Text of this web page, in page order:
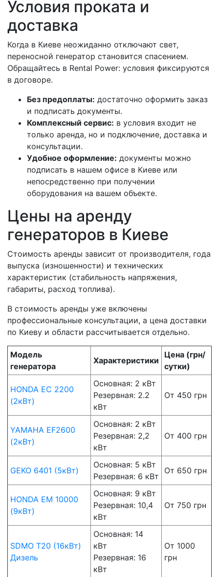
Условия проката и
доставка
Когда в Киеве неожиданно отключают свет,
переносной генератор становится спасением.
Обращайтесь в Rental Power: условия фиксируются
в договоре.
Без предоплаты: достаточно оформить заказ
и подписать документы.
Комплексный сервис: в условия входит не
только аренда, но и подключение, доставка и
консультации.
Удобное оформление: документы можно
подписать в нашем офисе в Киеве или
непосредственно при получении
оборудования на вашем объекте.
Цены на аренду
генераторов в Киеве
Стоимость аренды зависит от производителя, года
выпуска (изношенности) и технических
характеристик (стабильность напряжения,
габариты, расход топлива).
В стоимость аренды уже включены
профессиональные консультации, а цена доставки
по Киеву и области рассчитывается отдельно.
Модель
генератора
Характеристики
Цена (грн/
сутки)
HONDA EC 2200
(2кВт)
Основная: 2 кВт
Резервная: 2.2
кВт
От 450 грн
YAMAHA EF2600
(2кВт)
Основная: 2 кВт
Резервная: 2,2
кВт
От 400 грн
GEKO 6401 (5кВт)
Основная: 5 кВт
Резервная: 6 кВт
От 650 грн
HONDA EM 10000
(9кВт)
Основная: 9 кВт
Резервная: 10,4
кВт
От 750 грн
SDMO T20 (16кВт)
Дизель
Основная: 14
кВт
Резервная: 16
кВт
От 1000
грн